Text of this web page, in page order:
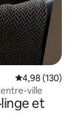
Évaluation
4,98 (130)
ville
et